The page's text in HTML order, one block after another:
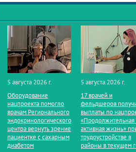
5 августа 2026 г.
Оборудование
нацпроекта помогло
врачам Регионального
эндокринологического
центра вернуть зрение
пациентке с сахарным
диабетом
5 августа 2026 г.
17 врачей и
фельдшеров
выплаты по
«Продолжительная
активная жизнь»
трудоустройстве в
районы в текущем